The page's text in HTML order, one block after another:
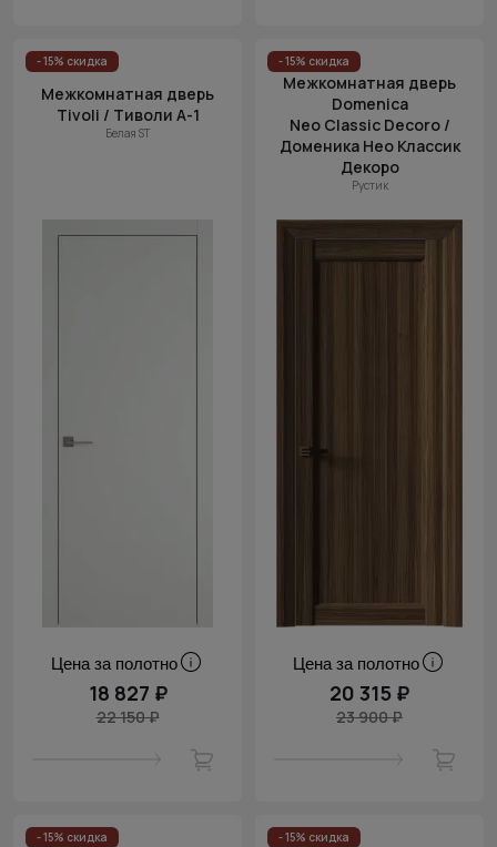
- 15% скидка
Межкомнатная дверь
Tivoli / Тиволи А-1
Белая ST
Цена за полотно
18 827 ₽
22 150 ₽
- 15% скидка
Межкомнатная дверь
Domenica
Neo Classic Decoro /
Доменика Нео Классик
Декоро
Рустик
Цена за полотно
20 315 ₽
23 900 ₽
- 15% скидка - 15% скидка